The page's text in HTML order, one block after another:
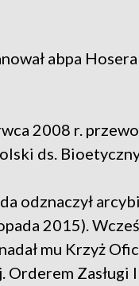
abpa
2008 r.
ds.
odznaczył
2015).
mu Krzyż
Zasługi